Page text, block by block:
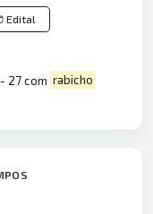
Edital
27 com rabicho